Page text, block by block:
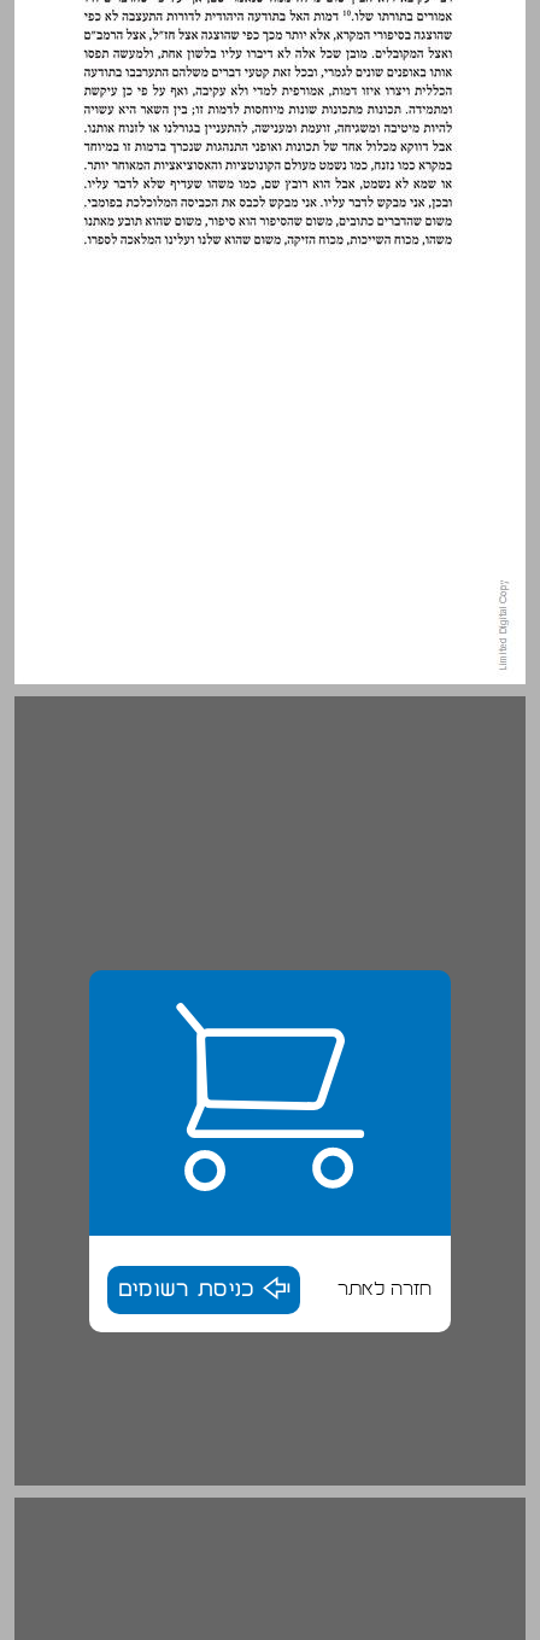
מבוא ... 15
חזרה לאתר כניסת רשומים